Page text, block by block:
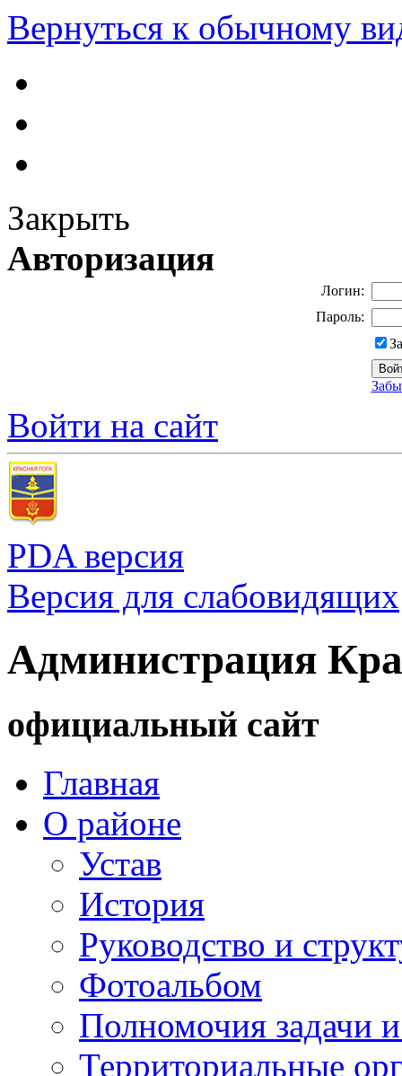
Вернуться к обычному
Закрыть
Авторизация
Логин:
Пароль:
Войти на сайт
PDA версия
Версия для слабовидящих
Администрация
официальный сайт
Главная
О районе
Устав
История
Руководство и
Фотоальбом
Полномочия задачи
Территориальные